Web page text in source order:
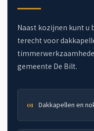
Naast kozijnen kunt
terecht voor
gemeente De Bilt.
01 Dakkapellen en